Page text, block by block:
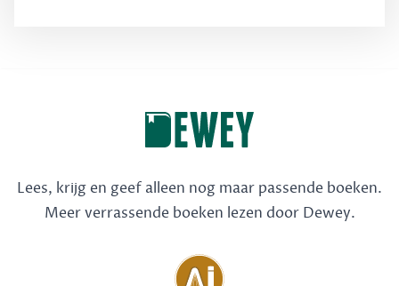
Lees, krijg en geef alleen nog maar passende boeken.
Meer verrassende boeken lezen door Dewey.